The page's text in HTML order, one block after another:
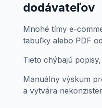
dodávateľov
Mnohé tímy e-
tabuľky alebo PDF
Tieto chýbajú
Manuálny výskum
a vytvára